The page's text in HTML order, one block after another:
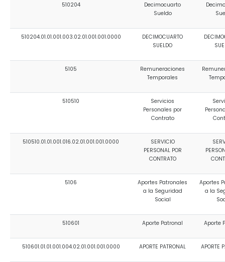
510204
Decimocuarto
Sueldo
510204.01.01.001.003.02.01.001.001.0000
DECIMOCUARTO
SUELDO
5105
Remuneraciones
Temporales
510510
Servicios
Personales por
Contrato
510510.01.01.001.016.02.01.001.001.0000
SERVICIO
PERSONAL POR
CONTRATO
5106
Aportes Patronales
a la Seguridad
Social
Aportes
a la
510601 Aporte Patronal Aporte
510601.01.01.001.004.02.01.001.001.0000 APORTE PATRONAL APORTE